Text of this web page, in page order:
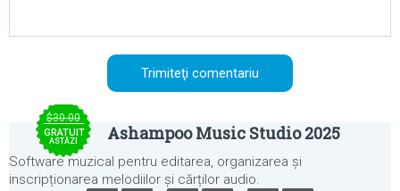
$30.00
GRATUIT
ASTĂZI Ashampoo Music Studio 2025
Software muzical pentru editarea, organizarea și
inscripționarea melodiilor și cărților audio.